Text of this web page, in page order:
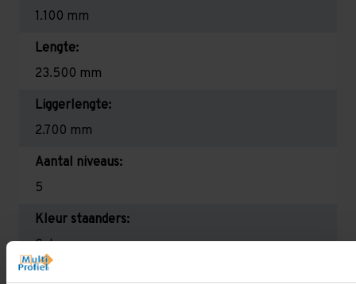
1.100 mm
Lengte:
23.500 mm
Liggerlengte:
2.700 mm
Aantal niveaus:
5
Kleur staanders:
Galva